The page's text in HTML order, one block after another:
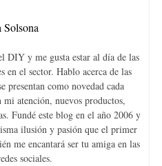
Solsona
DIY y me gusta estar al día de las
en el sector. Hablo acerca de las
presentan como novedad cada
atención, nuevos productos,
Fundé este blog en el año 2006 y
ilusión y pasión que el primer
me encantará ser tu amiga en las
sociales.